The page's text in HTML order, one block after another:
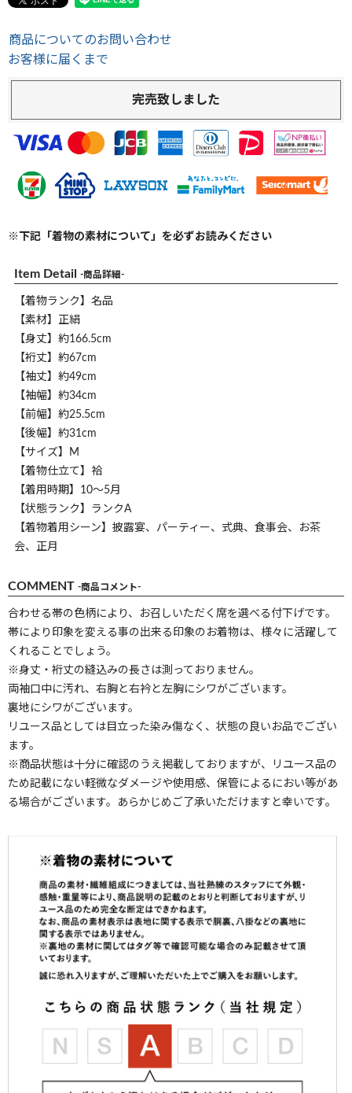
商品についてのお問い合わせ
お客様に届くまで
完売致しました
※下記「着物の素材について」を必ずお読みください
Item Detail -商品詳細-
【着物ランク】名品
【素材】正絹
【身丈】約166.5cm
【裄丈】約67cm
【袖丈】約49cm
【袖幅】約34cm
【前幅】約25.5cm
【後幅】約31cm
【サイズ】M
【着物仕立て】袷
【着用時期】10～5月
【状態ランク】ランクA
【着物着用シーン】披露宴、パーティー、式典、食事会、お茶
会、正月
COMMENT -商品コメント-
合わせる帯の色柄により、お召しいただく席を選べる付下げです。
帯により印象を変える事の出来る印象のお着物は、様々に活躍して
くれることでしょう。
※身丈・裄丈の縫込みの長さは測っておりません。
両袖口中に汚れ、右胸と右衿と左胸にシワがございます。
裏地にシワがございます。
リユース品としては目立った染み傷なく、状態の良いお品でござい
ます。
※商品状態は十分に確認のうえ掲載しておりますが、リユース品の
ため記載にない軽微なダメージや使用感、保管によるにおい等があ
る場合がございます。あらかじめご了承いただけますと幸いです。